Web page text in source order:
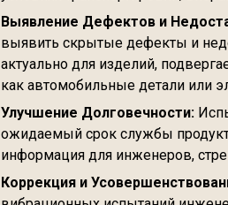
Выявление Дефектов и
выявить скрытые дефекты и
актуально для изделий,
как автомобильные детали или
Улучшение Долговечности:
ожидаемый срок службы
информация для инженеров,
Коррекция и